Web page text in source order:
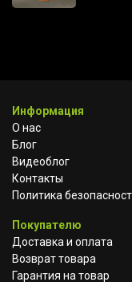
Информация
О нас
Блог
Видеоблог
Контакты
Политика
Покупателю
Доставка и оплата
Возврат товара
Гарантия на товар